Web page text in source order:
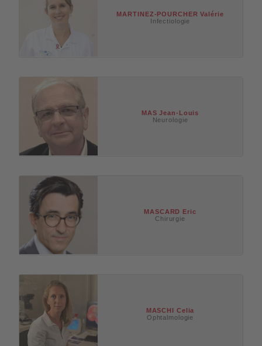
MARTINEZ-POURCHER Valérie
Infectiologie
MAS Jean-Louis
Neurologie
MASCARD Eric
Chirurgie
MASCHI Celia
Ophtalmologie